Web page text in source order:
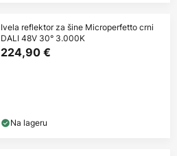
Ivela reflektor za šine Microperfetto crni
DALI 48V 30° 3.000K
224,90 €
Na lageru